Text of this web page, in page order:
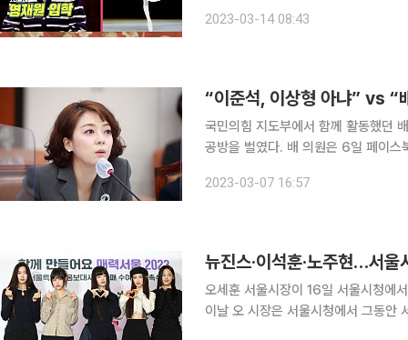
“5살 때 발레를 시작하고, 한국 예술
2023-03-14 08:43
“이준석, 이상형 아냐” vs “
국민의힘 지도부에서 함께 활동했던
공방을 벌였다. 배 의원은 6일 페이스북에 한 누리꾼이 ‘이준석과 잘 어울린다. 사귀라’는 댓글을 달
2023-03-07 16:57
뉴진스·이석훈·노주현…서울
오세훈 서울시장이 16일 서울시청에
이날 오 시장은 서울시청에서 그동안